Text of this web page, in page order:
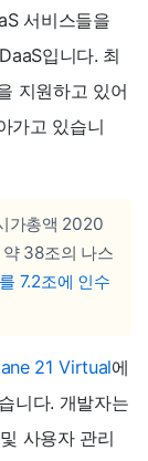
서비스들을
입니다. 최
지원하고 있어
가고 있습니
가총액 2020
38조의 나스
7.2조에 인수
21 Virtual에
니다. 개발자는
사용자 관리